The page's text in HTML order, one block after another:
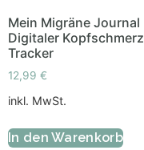
Mein Migräne Journal |
Digitaler Kopfschmerz
Tracker
12,99 €
inkl. MwSt.
In den Warenkorb